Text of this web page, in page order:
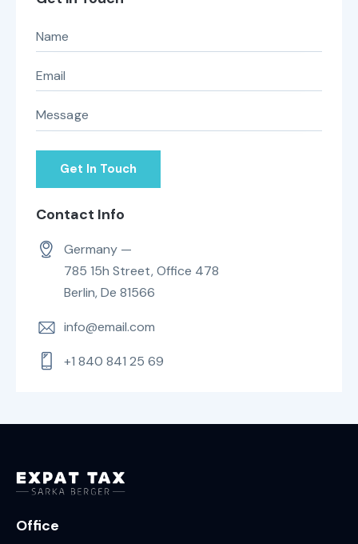
Contact Info
Germany —
785 15h Street, Office 478
Berlin, De 81566
info@email.com
+1 840 841 25 69
Office